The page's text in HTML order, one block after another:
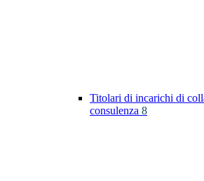
Titolari di incarichi di
consulenza 8